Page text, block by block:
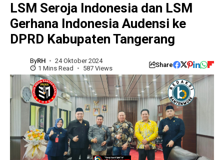
LSM Seroja Indonesia dan LSM
Gerhana Indonesia Audensi ke
DPRD Kabupaten Tangerang
ByRH
24 Oktober 2024
1 Mins Read
587 Views Share